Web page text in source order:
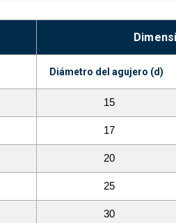
Diámetro del agujero (d)
15
17
20
25
30